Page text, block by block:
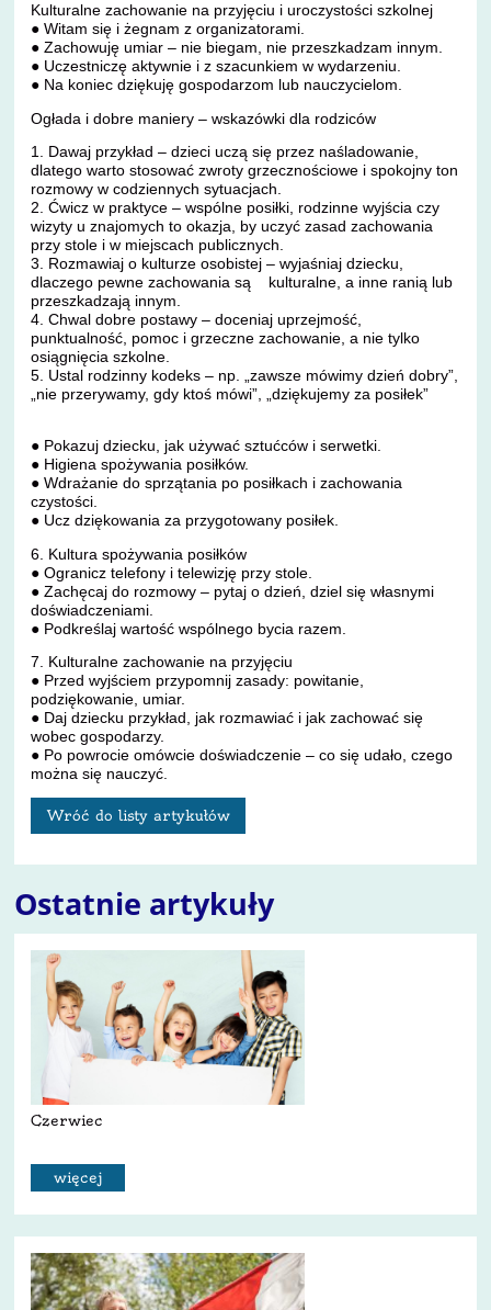
Kulturalne zachowanie na przyjęciu i uroczystości szkolnej
● Witam się i żegnam z organizatorami.
● Zachowuję umiar – nie biegam, nie przeszkadzam innym.
● Uczestniczę aktywnie i z szacunkiem w wydarzeniu.
● Na koniec dziękuję gospodarzom lub nauczycielom.
Ogłada i dobre maniery – wskazówki dla rodziców
1. Dawaj przykład – dzieci uczą się przez naśladowanie,
dlatego warto stosować zwroty grzecznościowe i spokojny ton
rozmowy w codziennych sytuacjach.
2. Ćwicz w praktyce – wspólne posiłki, rodzinne wyjścia czy
wizyty u znajomych to okazja, by uczyć zasad zachowania
przy stole i w miejscach publicznych.
3. Rozmawiaj o kulturze osobistej – wyjaśniaj dziecku,
dlaczego pewne zachowania są kulturalne, a inne ranią lub
przeszkadzają innym.
4. Chwal dobre postawy – doceniaj uprzejmość,
punktualność, pomoc i grzeczne zachowanie, a nie tylko
osiągnięcia szkolne.
5. Ustal rodzinny kodeks – np. „zawsze mówimy dzień dobry”,
„nie przerywamy, gdy ktoś mówi”, „dziękujemy za posiłek”
● Pokazuj dziecku, jak używać sztućców i serwetki.
● Higiena spożywania posiłków.
● Wdrażanie do sprzątania po posiłkach i zachowania
czystości.
● Ucz dziękowania za przygotowany posiłek.
6. Kultura spożywania posiłków
● Ogranicz telefony i telewizję przy stole.
● Zachęcaj do rozmowy – pytaj o dzień, dziel się własnymi
doświadczeniami.
● Podkreślaj wartość wspólnego bycia razem.
7. Kulturalne zachowanie na przyjęciu
● Przed wyjściem przypomnij zasady: powitanie,
podziękowanie, umiar.
● Daj dziecku przykład, jak rozmawiać i jak zachować się
wobec gospodarzy.
● Po powrocie omówcie doświadczenie – co się udało, czego
można się nauczyć.
Wróć do listy artykułów
Ostatnie artykuły
Czerwiec
więcej